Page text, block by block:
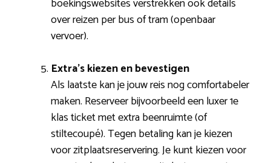
over reizen per bus of tram (openbaar
vervoer).
Extra’s kiezen en bevestigen
Als laatste kan je jouw reis nog comfortabeler
maken. Reserveer bijvoorbeeld een luxer 1e
klas ticket met extra beenruimte (of
stiltecoupé). Tegen betaling kan je kiezen
voor zitplaatsreservering. Je kunt kiezen voor